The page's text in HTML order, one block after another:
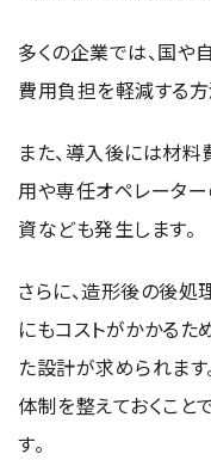
多くの企業では、国や
費用負担を軽減する方
また、導入後には材料
用や専任オペレータ
資なども発生します。
さらに、造形後の後
にもコストがかかるた
た設計が求められます
体制を整えておくこと
す。